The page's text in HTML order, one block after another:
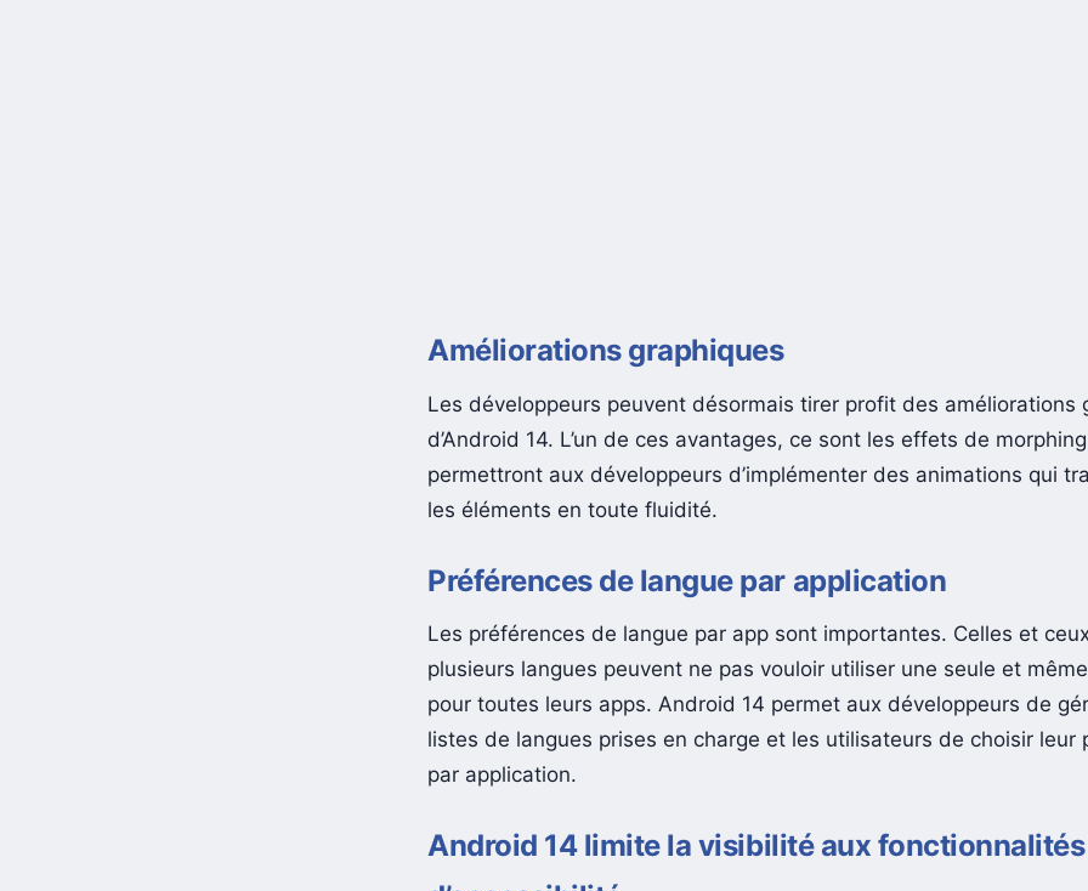
Améliorations graphiques
Les développeurs peuvent désormais tirer profit des améliorations
d’Android 14. L’un de ces avantages, ce sont les effets de
permettront aux développeurs d’implémenter des animations qui
Préférences de langue par application
Les préférences de langue par app sont importantes. Celles et ceux
plusieurs langues peuvent ne pas vouloir utiliser une seule et même
pour toutes leurs apps. Android 14 permet aux développeurs de
listes de langues prises en charge et les utilisateurs de choisir leur